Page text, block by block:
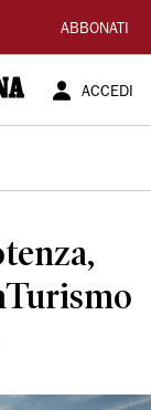
ABBONATI
ACCEDI